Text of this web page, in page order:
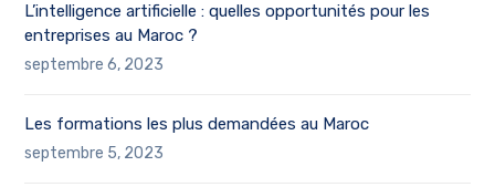
L’intelligence artificielle : quelles opportunités pour les
entreprises au Maroc ?
septembre 6, 2023
Les formations les plus demandées au Maroc
septembre 5, 2023